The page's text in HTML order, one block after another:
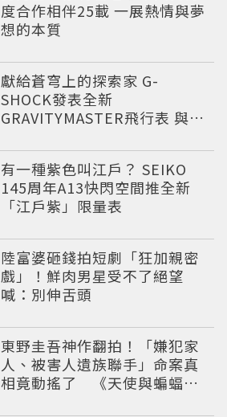
度合作相伴25載 一展熱情與夢
想的本質
獻給蒼穹上的探索家 G-
SHOCK發表全新
GRAVITYMASTER飛行表 與天
有一種紫色叫江戶？ SEIKO
145周年A13快閃空間推全新
「江戶紫」限量表
陸富婆砸錢拍短劇「狂加親密
戲」！鮮肉男星受不了絕望
喊：別伸舌頭
東野圭吾神作翻拍！「嫌犯家
人、被害人遺族聯手」命案真
相竟動搖了 《天使與蝙蝠》